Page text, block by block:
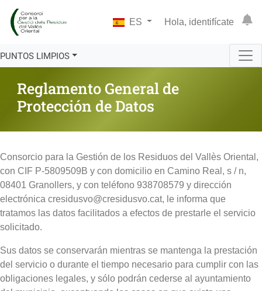
ES Hola, identifícate
PUNTOS LIMPIOS
Reglamento General de
Protección de Datos
Consorcio para la Gestión de los Residuos del Vallès Oriental,
con CIF P-5809509B y con domicilio en Camino Real, s / n,
08401 Granollers, y con teléfono 938708579 y dirección
electrónica cresidusvo@cresidusvo.cat, le informa que
tratamos las datos facilitados a efectos de prestarle el servicio
solicitado.
Sus datos se conservarán mientras se mantenga la prestación
del servicio o durante el tiempo necesario para cumplir con las
obligaciones legales, y sólo podrán cederse al ayuntamiento